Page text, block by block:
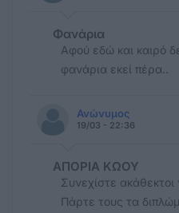
Φανάρια
Αφού εδώ και καιρό
φανάρια εκεί πέρα..
Ανώνυμος
19/03 - 22:36
ΑΠΟΡΙΑ ΚΩΟΥ
Συνεχίστε
Πάρτε τους τα